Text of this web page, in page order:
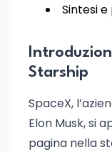
Sintesi
Starship
SpaceX,
Elon Musk, si
pagina nella